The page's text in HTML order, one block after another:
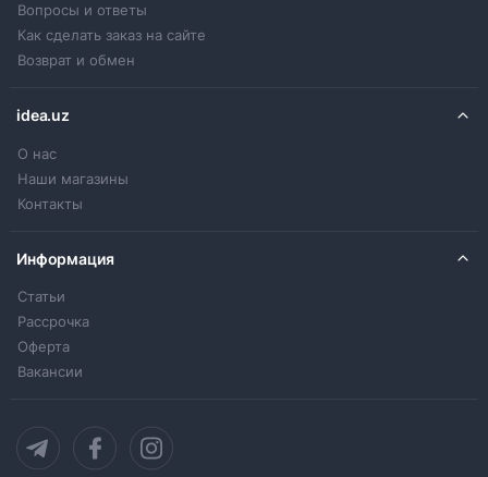
Вопросы и ответы
Как сделать заказ на сайте
Возврат и обмен
idea.uz
О нас
Наши магазины
Контакты
Информация
Статьи
Рассрочка
Оферта
Вакансии